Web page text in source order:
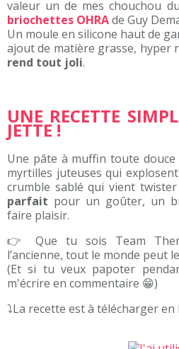
valeur un de mes chouchou
briochettes OHRAde Guy
Un moule en silicone haut de
ajout de matière grasse, hyper
rend tout joli.
UNE RECETTE
JETTE !
Une pâte à muffin toute
myrtilles juteuses qui
crumble sablé qui vient
parfait pour un goûter, un
faire plaisir.
👉 Que tu sois Team
l’ancienne, tout le monde peut
(Et si tu veux papoter
m'écrire en commentaire 😁)
⤵La recette est à télécharger en